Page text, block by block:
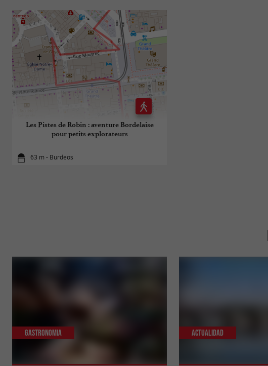
Les Pistes de Robin : aventure Bordelaise
pour petits explorateurs
63 m - Burdeos
Gastronomia Actualidad